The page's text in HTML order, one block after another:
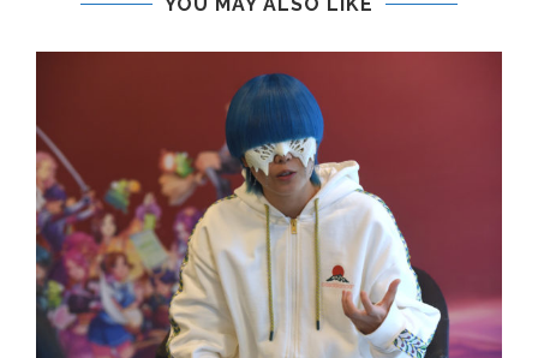
YOU MAY ALSO LIKE